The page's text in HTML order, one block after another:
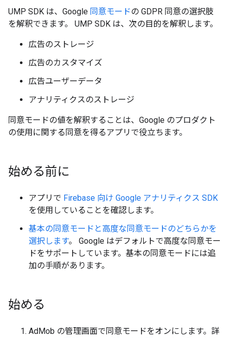
UMP SDK は、Google 同意モードの GDPR 同意の選択肢
を解釈できます。 UMP SDK は、次の目的を解釈します。
広告のストレージ
広告のカスタマイズ
広告ユーザーデータ
アナリティクスのストレージ
同意モードの値を解釈することは、Google のプロダクト
の使用に関する同意を得るアプリで役立ちます。
始める前に
アプリで Firebase 向け Google アナリティクス SDK
を使用していることを確認します。
基本の同意モードと高度な同意モードのどちらかを
選択します。 Google はデフォルトで高度な同意モー
ドをサポートしています。基本の同意モードには追
加の手順があります。
始める
AdMob の管理画面で同意モードをオンにします。詳